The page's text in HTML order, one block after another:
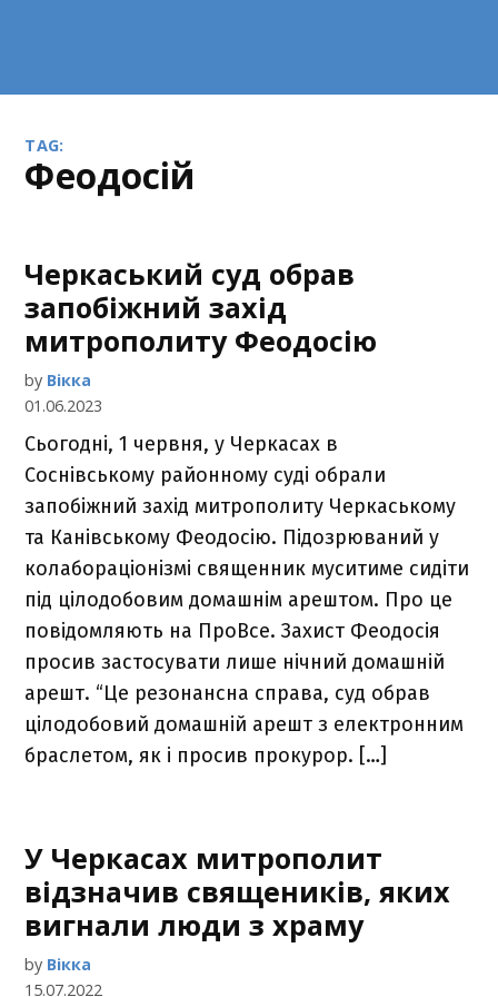
TAG:
Феодосій
Черкаський суд обрав
запобіжний захід
митрополиту Феодосію
by Вікка
01.06.2023
Сьогодні, 1 червня, у Черкасах в
Соснівському районному суді обрали
запобіжний захід митрополиту Черкаському
та Канівському Феодосію. Підозрюваний у
колабораціонізмі священник муситиме сидіти
під цілодобовим домашнім арештом. Про це
повідомляють на ПроВсе. Захист Феодосія
просив застосувати лише нічний домашній
арешт. “Це резонансна справа, суд обрав
цілодобовий домашній арешт з електронним
браслетом, як і просив прокурор. […]
У Черкасах митрополит
відзначив священиків, яких
вигнали люди з храму
by Вікка
15.07.2022